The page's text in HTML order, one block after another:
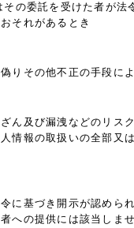
その委託を受けた者が
それがあるとき
りその他不正の手段に
ん及び漏洩などのリ
情報の取扱いの全部
に基づき開示が認めら
への提供には該当しませ